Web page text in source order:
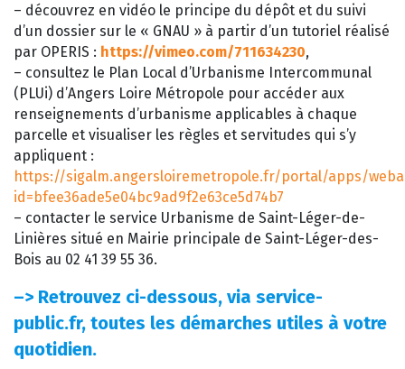
– découvrez en vidéo le principe du dépôt et du suivi
d’un dossier sur le « GNAU » à partir d’un tutoriel réalisé
par OPERIS : https://vimeo.com/711634230,
– consultez le Plan Local d’Urbanisme Intercommunal
(PLUi) d’Angers Loire Métropole pour accéder aux
renseignements d’urbanisme applicables à chaque
parcelle et visualiser les règles et servitudes qui s’y
appliquent :
https://sigalm.angersloiremetropole.fr/portal/apps/
id=bfee36ade5e04bc9ad9f2e63ce5d74b7
– contacter le service Urbanisme de Saint-Léger-de-
Linières situé en Mairie principale de Saint-Léger-des-
Bois au 02 41 39 55 36.
–> Retrouvez ci-dessous, via service-
public.fr, toutes les démarches utiles à votre
quotidien.